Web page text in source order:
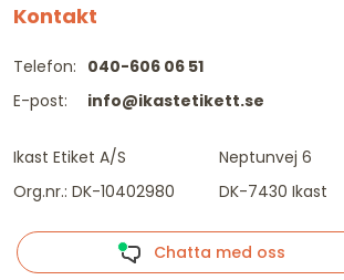
Kontakt
Telefon:
E-post:
040-606 06 51
info@ikastetikett.se
Ikast Etiket A/S
Org.nr.: DK-10402980
Neptunvej 6
DK-7430 Ikast
Chatta med oss